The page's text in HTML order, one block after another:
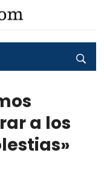
a los